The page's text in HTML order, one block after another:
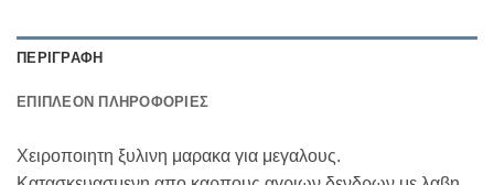
ΠΕΡΙΓΡΑΦΉ
ΕΠΙΠΛΈΟΝ ΠΛΗΡΟΦΟΡΊΕΣ
Χειροποιητη ξυλινη μαρακα για μεγαλους.